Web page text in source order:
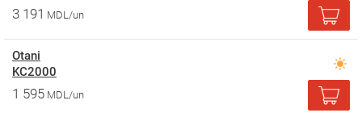
3 191 MDL/un
Otani
KC2000
1 595 MDL/un